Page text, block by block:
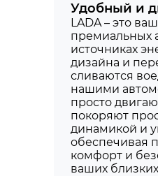
Удобный и
LADA – это
премиальных
источниках
дизайна и
сливаются
нашими
просто
покоряют
динамикой и
обеспечивая
комфорт и
ваших